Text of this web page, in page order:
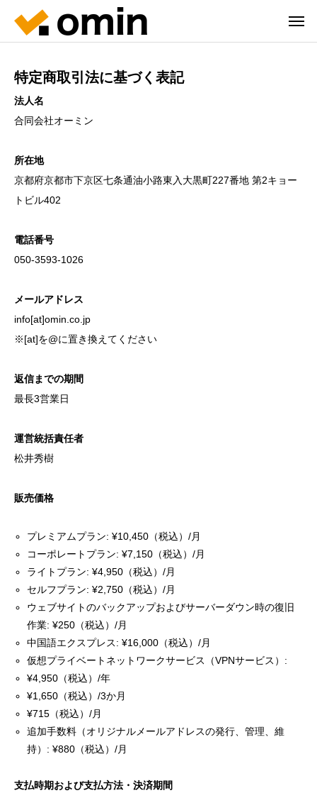
特定商取引法に基づく表記
法人名
合同会社オーミン
所在地
京都府京都市下京区七条通油小路東入大黒町227番地 第2キョー
トビル402
電話番号
050-3593-1026
メールアドレス
info[at]omin.co.jp
※[at]を@に置き換えてください
返信までの期間
最長3営業日
運営統括責任者
松井秀樹
販売価格
プレミアムプラン: ¥10,450（税込）/月
コーポレートプラン: ¥7,150（税込）/月
ライトプラン: ¥4,950（税込）/月
セルフプラン: ¥2,750（税込）/月
ウェブサイトのバックアップおよびサーバーダウン時の復旧
作業: ¥250（税込）/月
中国語エクスプレス: ¥16,000（税込）/月
仮想プライベートネットワークサービス（VPNサービス）:
¥4,950（税込）/年
¥1,650（税込）/3か月
¥715（税込）/月
追加手数料（オリジナルメールアドレスの発行、管理、維
持）: ¥880（税込）/月
支払時期および支払方法・決済期間